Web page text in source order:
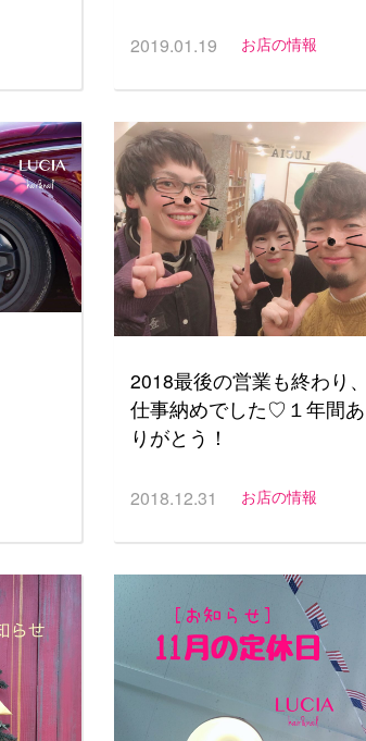
2019.01.19 お店の情報
2018最後の営業も終わり、
仕事納めでした♡１年間あ
りがとう！
2018.12.31 お店の情報